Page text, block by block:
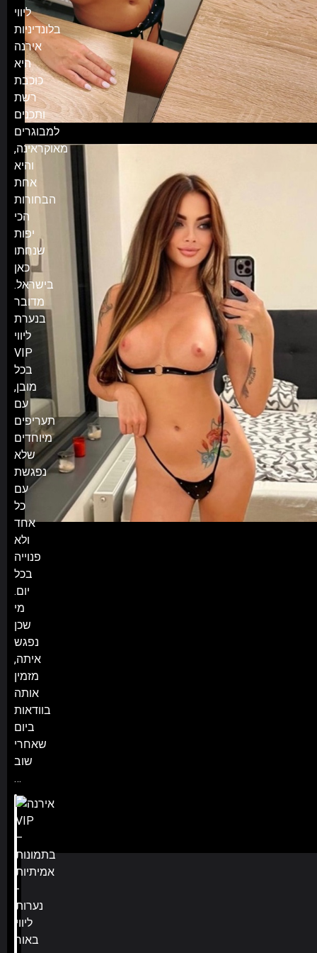
ליווי
בלונדיניות
אירנה
היא
כוכבת
רשת
ותכנים
למבוגרים
מאוקראינה,
והיא
אחת
הבחורות
הכי
יפות
שנחתו
כאן
בישראל.
מדובר
בנערת
ליווי
VIP
בכל
מובן,
עם
תעריפים
מיוחדים
שלא
נפגשת
עם
כל
אחד
ולא
פנוייה
בכל
יום.
מי
שכן
נפגש
איתה,
מזמין
אותה
בוודאות
ביום
שאחרי
שוב
…